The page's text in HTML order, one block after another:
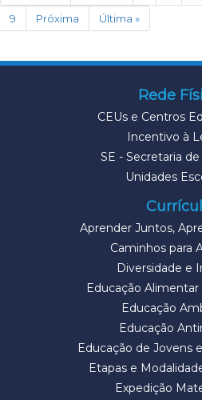
9
Próxima Última »
Rede
CEUs e Centros
Incentivo à
SE - Secretaria
Unidades
Aprender Juntos,
Caminhos para
Diversidade e
Educação Alimentar
Educação
Educação
Educação de Jovens
Etapas e
Expedição